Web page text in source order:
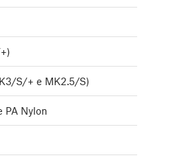
S/+ e MK2.5/S)
PA Nylon